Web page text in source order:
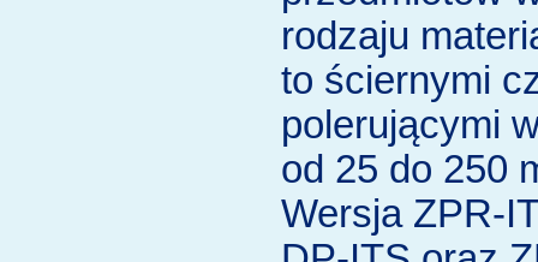
rodzaju
to ściernymi
polerującymi
od 25 do 250
Wersja ZPR-